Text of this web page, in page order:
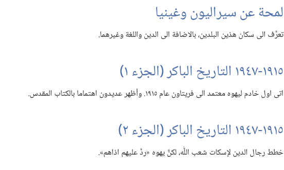
لمحة عن سيراليون وغينيا
تعرَّف الى سكان هذين البلدين،‏ بالاضافة الى الدين واللغة وغيرهما.‏
١٩١٥-‏١٩٤٧ التاريخ الباكر (‏الجزء ١)‏
اتى اول خادم ليهوه معتمد الى فريتاون عام ١٩١٥.‏ وأظهر عديدون اهتماما بالكتاب المقدس.‏
١٩١٥-‏١٩٤٧ التاريخ الباكر (‏الجزء ٢)‏
خطط رجال الدين لإسكات شعب اللّٰه،‏ لكنَّ يهوه «ردَّ عليهم اذاهم».‏